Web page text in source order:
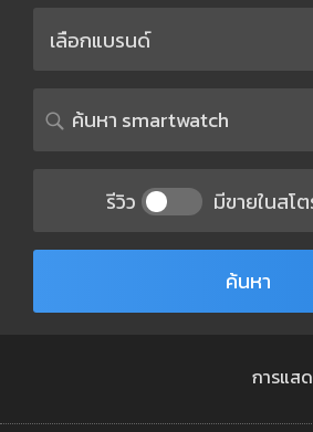
เลือกแบรนด์
รีวิว มีขายในสโ
ค้นหา
การแส